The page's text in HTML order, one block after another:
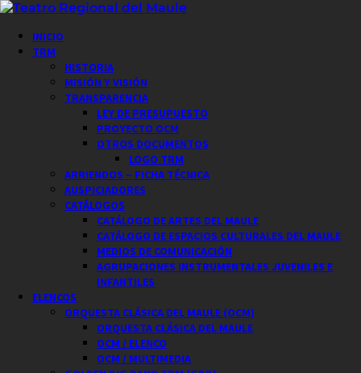
Saltar
contenido
Menú
principal
INICIO
TRM
HISTORIA
MISIÓN Y VISIÓN
TRANSPARENCIA
LEY DE PRESUPUESTO
PROYECTO OCM
OTROS DOCUMENTOS
LOGO TRM
ARRIENDOS – FICHA TÉCNICA
AUSPICIADORES
CATÁLOGOS
CATÁLOGO DE ARTES DEL MAULE
CATÁLOGO DE ESPACIOS CULTURALES DEL MAULE
MEDIOS DE COMUNICACIÓN
AGRUPACIONES INSTRUMENTALES JUVENILES E
INFANTILES
ELENCOS
ORQUESTA CLÁSICA DEL MAULE (OCM)
ORQUESTA CLÁSICA DEL MAULE
OCM / ELENCO
OCM / MULTIMEDIA